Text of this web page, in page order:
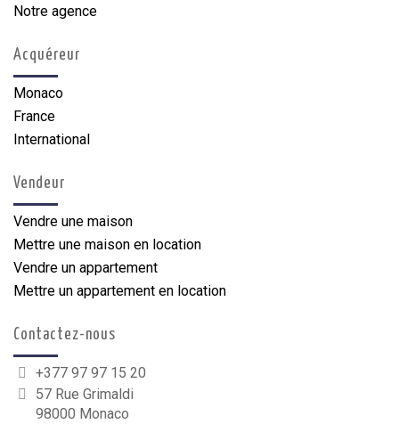
Notre agence
Acquéreur
Monaco
France
International
Vendeur
Vendre une maison
Mettre une maison en location
Vendre un appartement
Mettre un appartement en location
Contactez-nous
+377 97 97 15 20
57 Rue Grimaldi
98000 Monaco